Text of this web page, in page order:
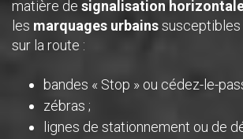
matière de signalisation
les marquages urbainssusceptibles
sur la route :
bandes « Stop » ou cédez-le-
zébras ;
lignes de stationnement ou de